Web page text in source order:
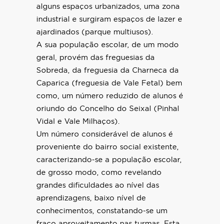
alguns espaços urbanizados, uma zona
industrial e surgiram espaços de lazer e
ajardinados (parque multiusos).
A sua população escolar, de um modo
geral, provém das freguesias da
Sobreda, da freguesia da Charneca da
Caparica (freguesia de Vale Fetal) bem
como, um número reduzido de alunos é
oriundo do Concelho do Seixal (Pinhal
Vidal e Vale Milhaços).
Um número considerável de alunos é
proveniente do bairro social existente,
caracterizando-se a população escolar,
de grosso modo, como revelando
grandes dificuldades ao nível das
aprendizagens, baixo nível de
conhecimentos, constatando-se um